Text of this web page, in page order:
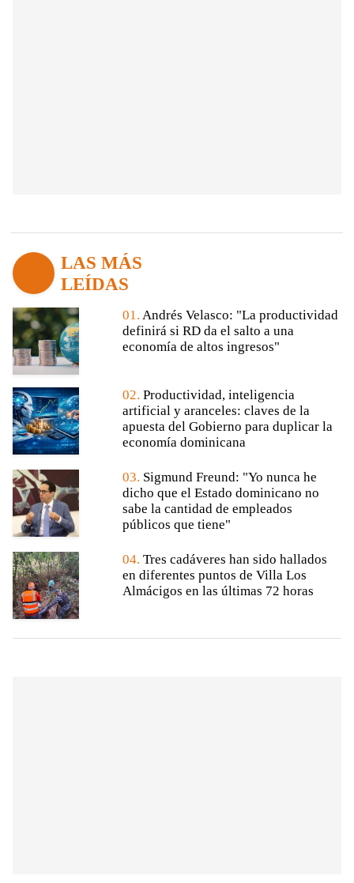
LAS MÁS
LEÍDAS
01. Andrés Velasco: "La productividad
definirá si RD da el salto a una
economía de altos ingresos"
02. Productividad, inteligencia
artificial y aranceles: claves de la
apuesta del Gobierno para duplicar la
economía dominicana
03. Sigmund Freund: "Yo nunca he
dicho que el Estado dominicano no
sabe la cantidad de empleados
públicos que tiene"
04. Tres cadáveres han sido hallados
en diferentes puntos de Villa Los
Almácigos en las últimas 72 horas